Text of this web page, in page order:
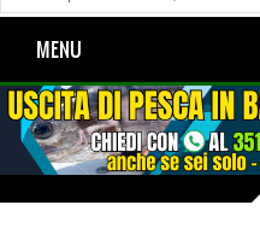
MENU